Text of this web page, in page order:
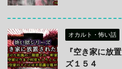
オカルト・怖い話
『空き家に放
ズ１５４